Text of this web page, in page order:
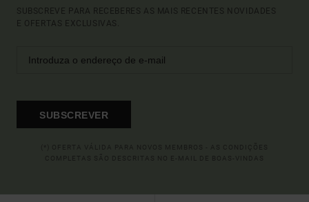
SUBSCREVE PARA RECEBERES AS MAIS RECENTES NOVIDADES
E OFERTAS EXCLUSIVAS.
SUBSCREVER